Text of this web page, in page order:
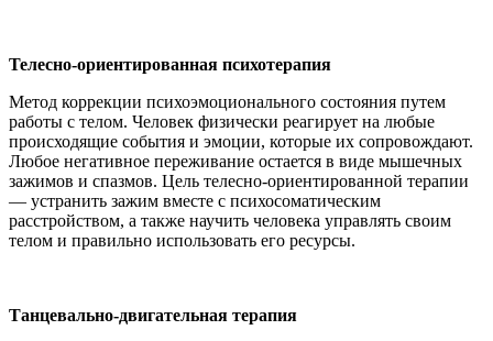
Телесно-ориентированная психотерапия
Метод коррекции психоэмоционального состояния путем
работы с телом. Человек физически реагирует на любые
происходящие события и эмоции, которые их сопровождают.
Любое негативное переживание остается в виде мышечных
зажимов и спазмов. Цель телесно-ориентированной терапии
— устранить зажим вместе с психосоматическим
расстройством, а также научить человека управлять своим
телом и правильно использовать его ресурсы.
Танцевально-двигательная терапия